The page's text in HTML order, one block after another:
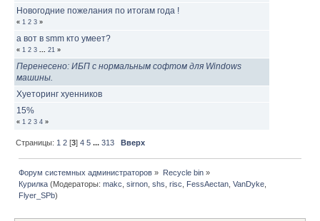
Новогодние пожелания по итогам года !
« 1 2 3 »
а вот в smm кто умеет?
« 1 2 3 21 »
Перенесено: ИБП с нормальным софтом для Windows
машины.
Хуеторинг хуенников
15%
« 1 2 3 4 »
Страницы: 1 2 [3]4 5 ...313 Вверх
Форум системных администраторов » Recycle bin»
Курилка (Модераторы:makc ,sirnon ,shs ,risc FessAectan ,VanDyke
Flyer_SPb)